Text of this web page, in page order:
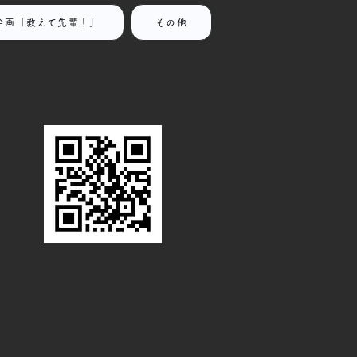
画「教えて先輩！」 その他